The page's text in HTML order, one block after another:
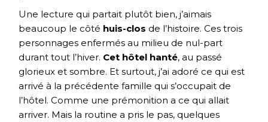
Une lecture qui partait plutôt bien, j’aimais
beaucoup le côté huis-clos de l’histoire. Ces trois
personnages enfermés au milieu de nul-part
durant tout l’hiver. Cet hôtel hanté, au passé
glorieux et sombre. Et surtout, j’ai adoré ce qui est
arrivé à la précédente famille qui s’occupait de
l’hôtel. Comme une prémonition a ce qui allait
arriver. Mais la routine a pris le pas, quelques